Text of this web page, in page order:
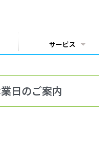
サービス
日のご案内